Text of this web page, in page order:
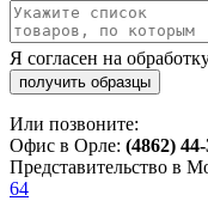
Я согласен на
Или позвоните:
Офис в Орле: (4862)
Представительство в
64